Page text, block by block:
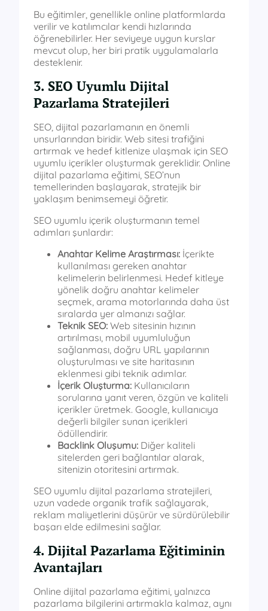
Bu eğitimler, genellikle online platformlarda
verilir ve katılımcılar kendi hızlarında
öğrenebilirler. Her seviyeye uygun kurslar
mevcut olup, her biri pratik uygulamalarla
desteklenir.
3. SEO Uyumlu Dijital
Pazarlama Stratejileri
SEO, dijital pazarlamanın en önemli
unsurlarından biridir. Web sitesi trafiğini
artırmak ve hedef kitlenize ulaşmak için SEO
uyumlu içerikler oluşturmak gereklidir. Online
dijital pazarlama eğitimi, SEO’nun
temellerinden başlayarak, stratejik bir
yaklaşım benimsemeyi öğretir.
SEO uyumlu içerik oluşturmanın temel
adımları şunlardır:
Anahtar Kelime Araştırması: İçerikte
kullanılması gereken anahtar
kelimelerin belirlenmesi. Hedef kitleye
yönelik doğru anahtar kelimeler
seçmek, arama motorlarında daha üst
sıralarda yer almanızı sağlar.
Teknik SEO: Web sitesinin hızının
artırılması, mobil uyumluluğun
sağlanması, doğru URL yapılarının
oluşturulması ve site haritasının
eklenmesi gibi teknik adımlar.
İçerik Oluşturma: Kullanıcıların
sorularına yanıt veren, özgün ve kaliteli
içerikler üretmek. Google, kullanıcıya
değerli bilgiler sunan içerikleri
ödüllendirir.
Backlink Oluşumu: Diğer kaliteli
sitelerden geri bağlantılar alarak,
sitenizin otoritesini artırmak.
SEO uyumlu dijital pazarlama stratejileri,
uzun vadede organik trafik sağlayarak,
reklam maliyetlerini düşürür ve sürdürülebilir
başarı elde edilmesini sağlar.
4. Dijital Pazarlama Eğitiminin
Avantajları
Online dijital pazarlama eğitimi, yalnızca
pazarlama bilgilerini artırmakla kalmaz, aynı